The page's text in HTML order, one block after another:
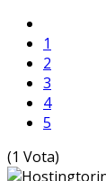
1
2
3
4
5
(1 Vota)